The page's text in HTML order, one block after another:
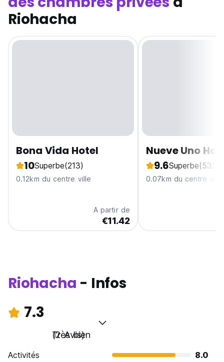
Riohacha
Bona Vida Hotel
10Superbe(213)
0.12km du centre ville
A partir de
€11.42
Nueve Uno
9.6Superbe(53)
0.07km du centre ville
Riohacha - Infos
7.3
Très bien
(2 Avis)
Activités
8.0